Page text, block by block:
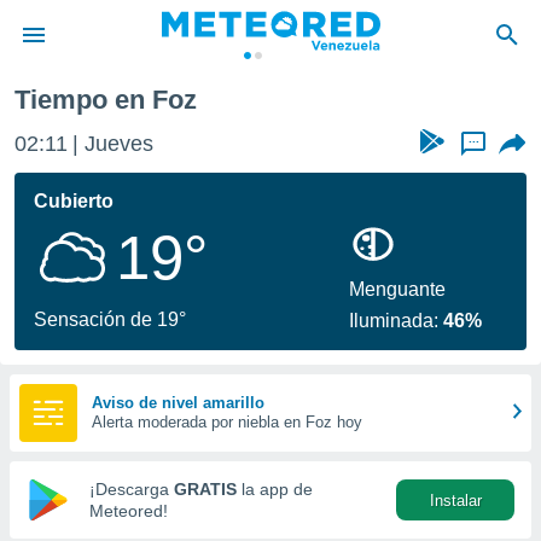
de
ha
que se
calidad.
a este
las
y
forma
digital
basada
Tiempo en Foz
02:11 Jueves ...
Cubierto
19°
Sensación de 19°
Menguante
Iluminada:46%
Aviso de nivel amarillo
Alerta moderada por niebla en Foz hoy
¡Descarga GRATIS la app de
Meteored!
Instalar